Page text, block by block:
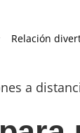
Relación
a